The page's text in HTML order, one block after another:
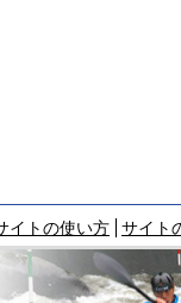
イトの使い方 サイト